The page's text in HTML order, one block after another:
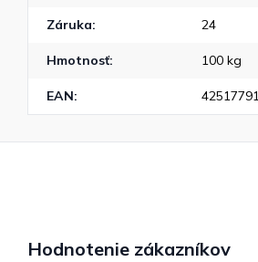
Záruka: 24
Hmotnosť: 100 kg
EAN:
Hodnotenie zákazníkov